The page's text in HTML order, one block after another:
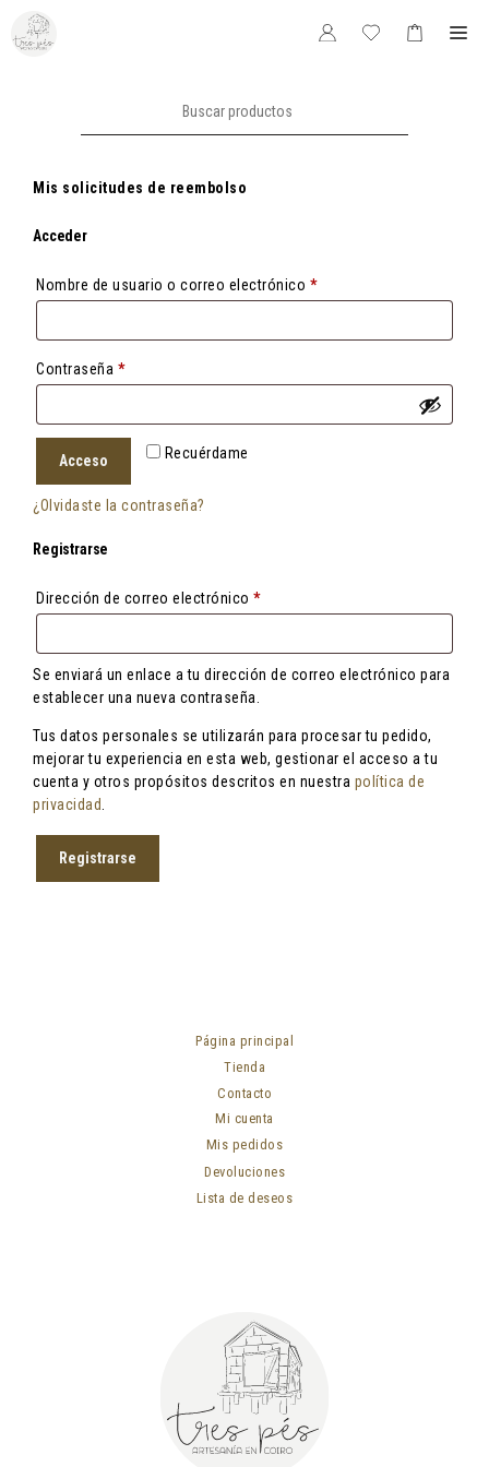
Saltar
contenido
Mis solicitudes de reembolso
Acceder
Nombre de usuario o correo electrónico *Obligatorio
Contraseña *Obligatorio
Recuérdame
Acceso
¿Olvidaste la contraseña?
Registrarse
Dirección de correo electrónico *Obligatorio
Se enviará un enlace a tu dirección de correo electrónico para
establecer una nueva contraseña.
Tus datos personales se utilizarán para procesar tu pedido,
mejorar tu experiencia en esta web, gestionar el acceso a tu
cuenta y otros propósitos descritos en nuestra política de
privacidad
Registrarse
Página principal
Tienda
Contacto
Mi cuenta
Mis pedidos
Devoluciones
Lista de deseos